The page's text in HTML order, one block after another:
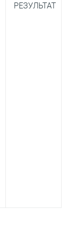
РЕЗУЛЬТАТ